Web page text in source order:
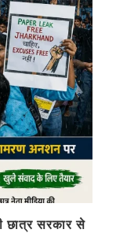
छात्र सरकार से